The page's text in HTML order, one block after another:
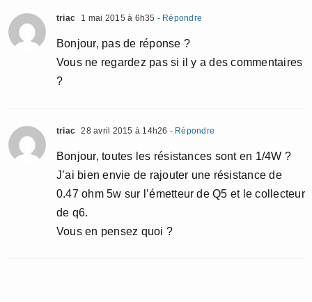
triac 1 mai 2015 à 6h35 - Répondre
Bonjour, pas de réponse ?
Vous ne regardez pas si il y a des commentaires
?
triac 28 avril 2015 à 14h26 - Répondre
Bonjour, toutes les résistances sont en 1/4W ?
J’ai bien envie de rajouter une résistance de
0.47 ohm 5w sur l’émetteur de Q5 et le collecteur
de q6.
Vous en pensez quoi ?